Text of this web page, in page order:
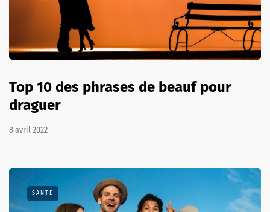
Top 10 des phrases de beauf pour
draguer
8 avril 2022
SANTÉ